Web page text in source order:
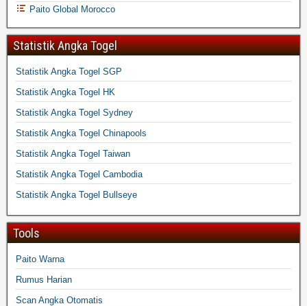
Paito Global Morocco
Statistik Angka Togel
Statistik Angka Togel SGP
Statistik Angka Togel HK
Statistik Angka Togel Sydney
Statistik Angka Togel Chinapools
Statistik Angka Togel Taiwan
Statistik Angka Togel Cambodia
Statistik Angka Togel Bullseye
Tools
Paito Warna
Rumus Harian
Scan Angka Otomatis